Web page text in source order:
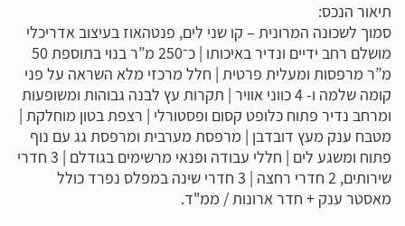
תיאור הנכס:
סמוך לשכונה המרונית – קו שני לים, פנטהאוז בעיצוב אדריכלי
מושלם רחב ידיים ונדיר באיכותו | כ־250 מ”ר בנוי בתוספת 50
מ”ר מרפסות ומעלית פרטית | חלל מרכזי מלא השראה על פני
קומה שלמה ו- 4 כווני אוויר | תקרות עץ לבנה גבוהות ומשופעות
ומרחב נדיר פתוח כלופט קסום ופסטורלי | רצפת בטון מוחלקת |
מטבח ענק מעץ דובדבן | מרפסת מערבית ומרפסת גג עם נוף
פתוח ומשגע לים | חללי עבודה ופנאי מרשימים בגודלם | 3 חדרי
שירותים, 2 חדרי רחצה | 3 חדרי שינה במפלס נפרד כולל
מאסטר ענק + חדר ארונות / ממ"ד.